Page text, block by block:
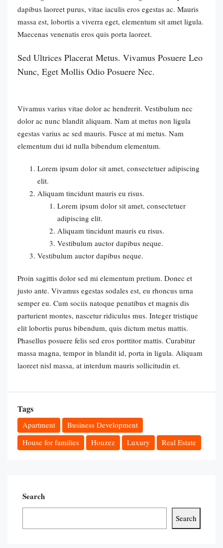
dapibus laoreet purus, vitae iaculis eros egestas ac. Mauris
massa est, lobortis a viverra eget, elementum sit amet ligula.
Maecenas venenatis eros quis porta laoreet.
Sed Ultrices Placerat Metus. Vivamus Posuere Leo
Nunc, Eget Mollis Odio Posuere Nec.
Vivamus varius vitae dolor ac hendrerit. Vestibulum nec
dolor ac nunc blandit aliquam. Nam at metus non ligula
egestas varius ac sed mauris. Fusce at mi metus. Nam
elementum dui id nulla bibendum elementum.
Lorem ipsum dolor sit amet, consectetuer adipiscing
elit.
Aliquam tincidunt mauris eu risus.
Lorem ipsum dolor sit amet, consectetuer
adipiscing elit.
Aliquam tincidunt mauris eu risus.
Vestibulum auctor dapibus neque.
Vestibulum auctor dapibus neque.
Proin sagittis dolor sed mi elementum pretium. Donec et
justo ante. Vivamus egestas sodales est, eu rhoncus urna
semper eu. Cum sociis natoque penatibus et magnis dis
parturient montes, nascetur ridiculus mus. Integer tristique
elit lobortis purus bibendum, quis dictum metus mattis.
Phasellus posuere felis sed eros porttitor mattis. Curabitur
massa magna, tempor in blandit id, porta in ligula. Aliquam
laoreet nisl massa, at interdum mauris sollicitudin et.
Tags
Apartment
Business Development
House for families
Houzez Luxury Real Estate
Search
Search